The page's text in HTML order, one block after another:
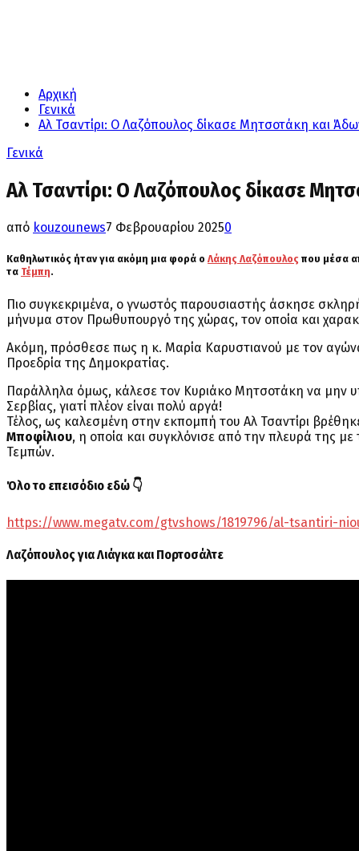
Αρχική
Γενικά
Αλ Τσαντίρι: Ο Λαζόπουλος δίκασε Μητσοτάκη και
Γενικά
Αλ Τσαντίρι: Ο Λαζόπουλος δίκασε
από kouzounews7 Φεβρουαρίου 20250
Καθηλωτικός ήταν για ακόμη μια φορά ο Λάκης Λαζόπουλος που μέσα
τα Τέμπη.
Πιο συγκεκριμένα, ο γνωστός παρουσιαστής άσκησε
μήνυμα στον Πρωθυπουργό της χώρας, τον οποία και
Ακόμη, πρόσθεσε πως η κ. Μαρία Καρυστιανού με τον
Προεδρία της Δημοκρατίας.
Παράλληλα όμως, κάλεσε τον Κυριάκο Μητσοτάκη να μην
Σερβίας, γιατί πλέον είναι πολύ αργά!
Τέλος, ως καλεσμένη στην εκπομπή του Αλ Τσαντίρι
Μποφίλιου, η οποία και συγκλόνισε από την πλευρά της
Τεμπών.
Όλο το επεισόδιο εδώ 👇
https://www.megatv.com/gtvshows/1819796/al-tsantiri-
Λαζόπουλος για Λιάγκα και Πορτοσάλτε